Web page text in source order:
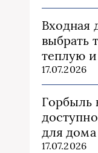
Входная
выбрать
теплую
17.07.2026
Горбыль
для
17.07.2026